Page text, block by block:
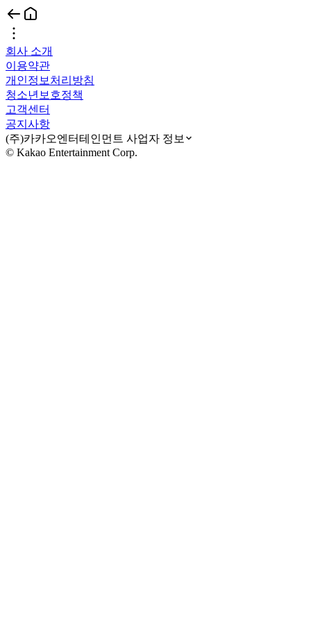
회사 소개
이용약관
개인정보처리방침
청소년보호정책
고객센터
공지사항
(주)카카오엔터테인먼트 사업자 정보
© Kakao Entertainment Corp.